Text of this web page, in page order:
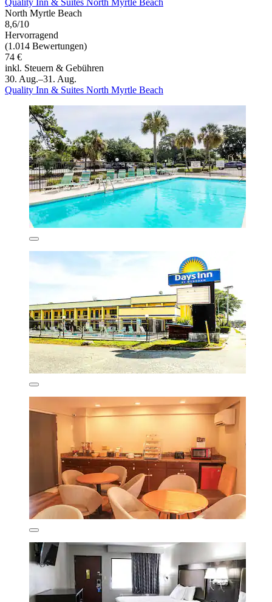
Quality Inn & Suites North Myrtle Beach
North Myrtle Beach
8,6/10
Hervorragend
(1.014 Bewertungen)
74 €
inkl. Steuern & Gebühren
30. Aug.–31. Aug.
Quality Inn & Suites North Myrtle Beach